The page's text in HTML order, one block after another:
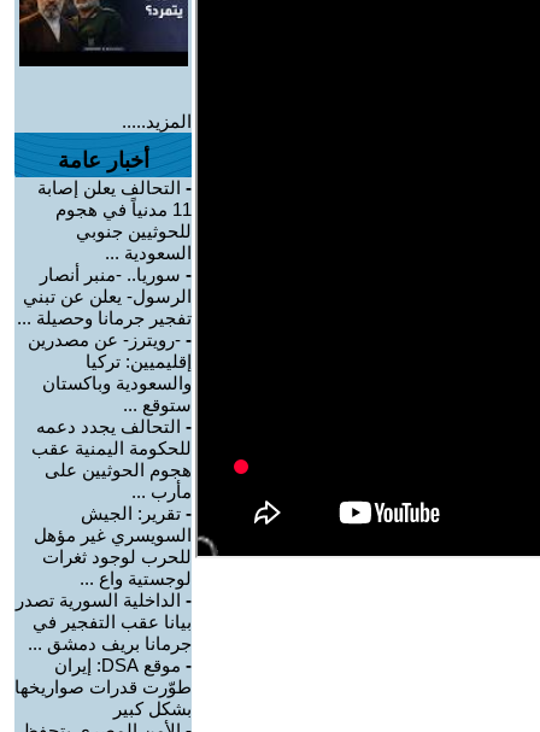
المزيد.....
أخبار عامة
- التحالف يعلن إصابة
11 مدنياً في هجوم
للحوثيين جنوبي
السعودية ...
- سوريا.. -منبر أنصار
الرسول- يعلن عن تبني
تفجير جرمانا وحصيلة ...
- -رويترز- عن مصدرين
إقليميين: تركيا
والسعودية وباكستان
ستوقع ...
- التحالف يجدد دعمه
للحكومة اليمنية عقب
هجوم الحوثيين على
مأرب ...
- تقرير: الجيش
السويسري غير مؤهل
للحرب لوجود ثغرات
لوجستية واع ...
- الداخلية السورية تصدر
بيانا عقب التفجير في
جرمانا بريف دمشق ...
-
موقع DSA: إيران
طوّرت قدرات صواريخها
بشكل كبير